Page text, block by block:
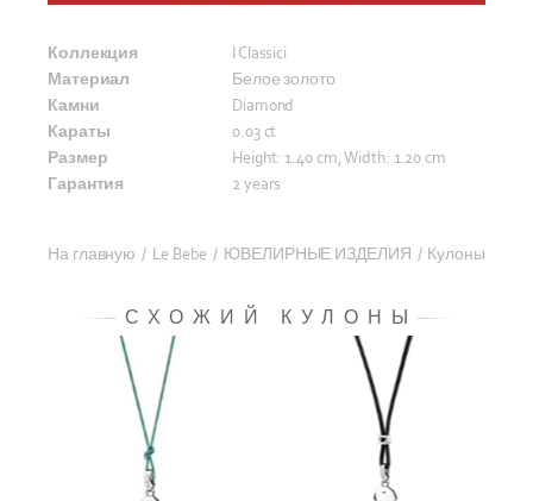
Коллекция
I Classici
Материал
Белое золото
Камни
Diamond
Караты
0.03 ct
Размер
Height: 1.40 cm, Width: 1.20 cm
Гарантия
2 years
На главную / Le Bebe / ЮВЕЛИРНЫЕ ИЗДЕЛИЯ / Кулоны
СХОЖИЙ КУЛОНЫ